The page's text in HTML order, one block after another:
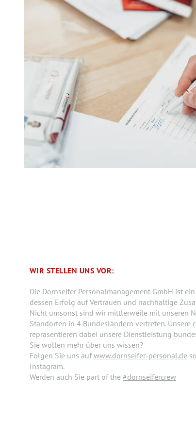
WIR STELLEN UNS VOR:
Die Dornseifer Personalmanagement GmbH ist
dessen Erfolg auf Vertrauen und nachhaltige
Nicht umsonst sind wir mittlerweile mit unseren
Standorten in 4 Bundesländern vertreten. Unsere
repräsentieren dabei unsere Dienstleistung
Sie wollen mehr über uns wissen?
Folgen Sie uns aufwww.dornseifer-personal.de
Instagram.
Werden auch Sie part of the #dornseifercrew